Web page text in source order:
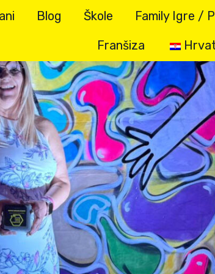
Blog Škole Family Igre /
Franšiza